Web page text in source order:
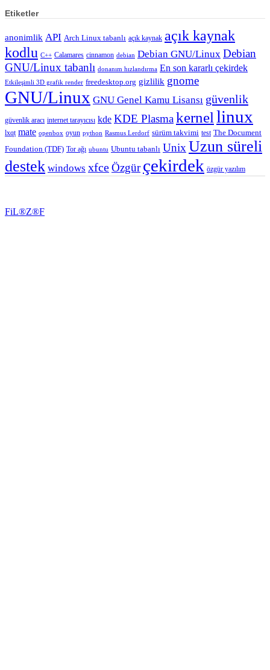
Etiketler
anonimlik API Arch Linux tabanlı açık kaynak açık kaynak
kodlu C++ Calamares cinnamon debian Debian GNU/Linux Debian
GNU/Linux tabanlı donanım hızlandırma En son kararlı çekirdek
Etkileşimli 3D grafik render freedesktop.org gizlilik gnome
GNU/Linux GNU Genel Kamu Lisansı güvenlik
güvenlik aracı internet tarayıcısı kde KDE Plasmakernel linux
lxqt mate openbox oyun python Rasmus Lerdorf sürüm takvimi test The Document
Foundation (TDF) Tor ağı ubuntu Ubuntu tabanlı Unix Uzun süreli
destek windows xfceÖzgür çekirdek özgür yazılım
FiL®Z®F